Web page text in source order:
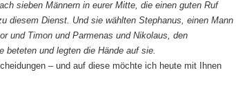
sieben Männern in eurer Mitte, die einen guten Ruf
diesem Dienst. Und sie wählten Stephanus, einen Mann
und Timon und Parmenas und Nikolaus, den
und legten die Hände auf sie.
– und auf diese möchte ich heute mit Ihnen